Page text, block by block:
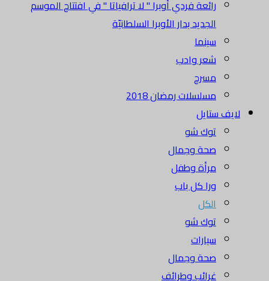
رائعة فردي أوبرا " لا ترافياتا " في افتتاح الموسم
الجديد بدار الأوبرا السلطانيّة
سينما
شعر وادب
مسرح
مسلسلات رمضان 2018
لايف ستايل
توك شو
صحة وجمال
مرأة وطفل
ورا كل باب
الكل
توك شو
سيارات
صحة وجمال
غرائب وطرائف